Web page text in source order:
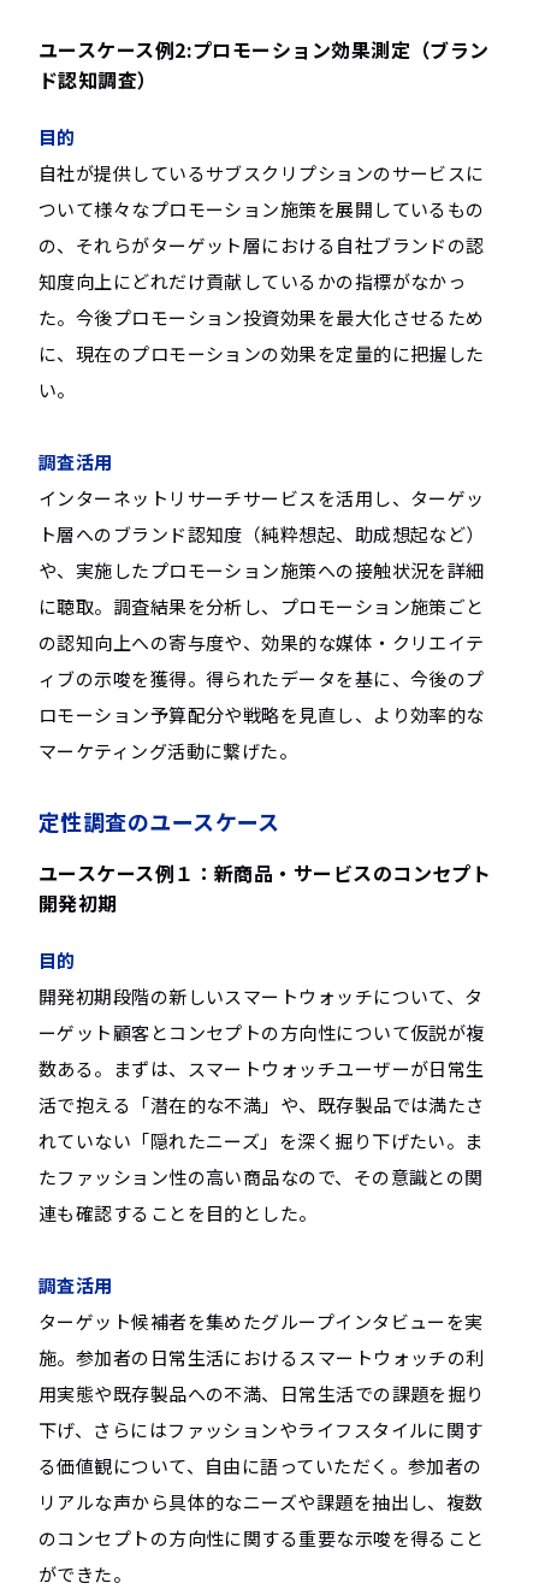
ユースケース例2:プロモーション効果測定（ブラン
ド認知調査）
目的
自社が提供しているサブスクリプションのサービスに
ついて様々なプロモーション施策を展開しているもの
の、それらがターゲット層における自社ブランドの認
知度向上にどれだけ貢献しているかの指標がなかっ
た。今後プロモーション投資効果を最大化させるため
に、現在のプロモーションの効果を定量的に把握した
い。
調査活用
インターネットリサーチサービスを活用し、ターゲッ
ト層へのブランド認知度（純粋想起、助成想起など）
や、実施したプロモーション施策への接触状況を詳細
に聴取。調査結果を分析し、プロモーション施策ごと
の認知向上への寄与度や、効果的な媒体・クリエイテ
ィブの示唆を獲得。得られたデータを基に、今後のプ
ロモーション予算配分や戦略を見直し、より効率的な
マーケティング活動に繋げた。
定性調査のユースケース
ユースケース例１：新商品・サービスのコンセプト
開発初期
目的
開発初期段階の新しいスマートウォッチについて、タ
ーゲット顧客とコンセプトの方向性について仮説が複
数ある。まずは、スマートウォッチユーザーが日常生
活で抱える「潜在的な不満」や、既存製品では満たさ
れていない「隠れたニーズ」を深く掘り下げたい。ま
たファッション性の高い商品なので、その意識との関
連も確認することを目的とした。
調査活用
ターゲット候補者を集めたグループインタビューを実
施。参加者の日常生活におけるスマートウォッチの利
用実態や既存製品への不満、日常生活での課題を掘り
下げ、さらにはファッションやライフスタイルに関す
る価値観について、自由に語っていただく。参加者の
リアルな声から具体的なニーズや課題を抽出し、複数
のコンセプトの方向性に関する重要な示唆を得ること
ができた。